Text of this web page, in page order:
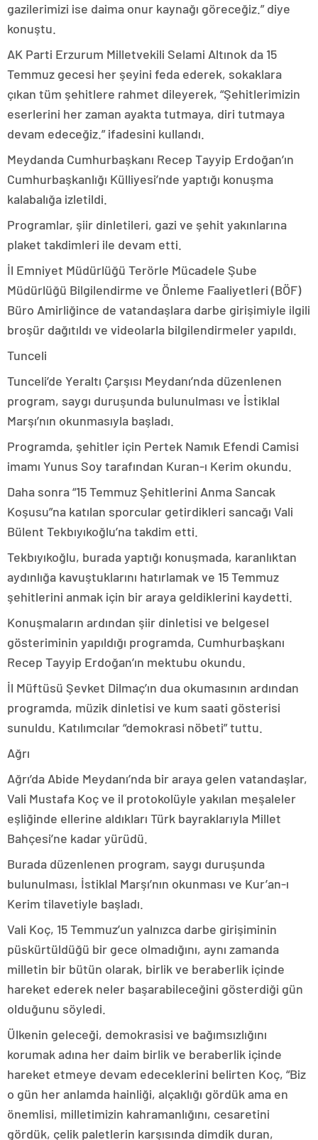
gazilerimizi ise daima onur kaynağı göreceğiz.” diye
konuştu.
AK Parti Erzurum Milletvekili Selami Altınok da 15
Temmuz gecesi her şeyini feda ederek, sokaklara
çıkan tüm şehitlere rahmet dileyerek, “Şehitlerimizin
eserlerini her zaman ayakta tutmaya, diri tutmaya
devam edeceğiz.” ifadesini kullandı.
Meydanda Cumhurbaşkanı Recep Tayyip Erdoğan’ın
Cumhurbaşkanlığı Külliyesi’nde yaptığı konuşma
kalabalığa izletildi.
Programlar, şiir dinletileri, gazi ve şehit yakınlarına
plaket takdimleri ile devam etti.
İl Emniyet Müdürlüğü Terörle Mücadele Şube
Müdürlüğü Bilgilendirme ve Önleme Faaliyetleri (BÖF)
Büro Amirliğince de vatandaşlara darbe girişimiyle ilgili
broşür dağıtıldı ve videolarla bilgilendirmeler yapıldı.
Tunceli
Tunceli’de Yeraltı Çarşısı Meydanı’nda düzenlenen
program, saygı duruşunda bulunulması ve İstiklal
Marşı’nın okunmasıyla başladı.
Programda, şehitler için Pertek Namık Efendi Camisi
imamı Yunus Soy tarafından Kuran-ı Kerim okundu.
Daha sonra “15 Temmuz Şehitlerini Anma Sancak
Koşusu”na katılan sporcular getirdikleri sancağı Vali
Bülent Tekbıyıkoğlu’na takdim etti.
Tekbıyıkoğlu, burada yaptığı konuşmada, karanlıktan
aydınlığa kavuştuklarını hatırlamak ve 15 Temmuz
şehitlerini anmak için bir araya geldiklerini kaydetti.
Konuşmaların ardından şiir dinletisi ve belgesel
gösteriminin yapıldığı programda, Cumhurbaşkanı
Recep Tayyip Erdoğan’ın mektubu okundu.
İl Müftüsü Şevket Dilmaç’ın dua okumasının ardından
programda, müzik dinletisi ve kum saati gösterisi
sunuldu. Katılımcılar “demokrasi nöbeti” tuttu.
Ağrı
Ağrı’da Abide Meydanı’nda bir araya gelen vatandaşlar,
Vali Mustafa Koç ve il protokolüyle yakılan meşaleler
eşliğinde ellerine aldıkları Türk bayraklarıyla Millet
Bahçesi’ne kadar yürüdü.
Burada düzenlenen program, saygı duruşunda
bulunulması, İstiklal Marşı’nın okunması ve Kur’an-ı
Kerim tilavetiyle başladı.
Vali Koç, 15 Temmuz’un yalnızca darbe girişiminin
püskürtüldüğü bir gece olmadığını, aynı zamanda
milletin bir bütün olarak, birlik ve beraberlik içinde
hareket ederek neler başarabileceğini gösterdiği gün
olduğunu söyledi.
Ülkenin geleceği, demokrasisi ve bağımsızlığını
korumak adına her daim birlik ve beraberlik içinde
hareket etmeye devam edeceklerini belirten Koç, “Biz
o gün her anlamda hainliği, alçaklığı gördük ama en
önemlisi, milletimizin kahramanlığını, cesaretini
gördük, çelik paletlerin karşısında dimdik duran,